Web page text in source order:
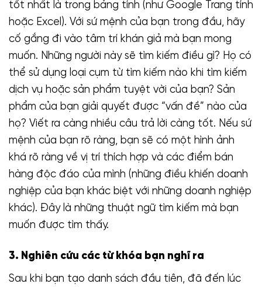
tốt nhất là trong bảng tính (như Google Trang tính
hoặc Excel). Với sứ mệnh của bạn trong đầu, hãy
cố gắng đi vào tâm trí khán giả mà bạn mong
muốn. Những người này sẽ tìm kiếm điều gì? Họ có
thể sử dụng loại cụm từ tìm kiếm nào khi tìm kiếm
dịch vụ hoặc sản phẩm tuyệt vời của bạn? Sản
phẩm của bạn giải quyết được “vấn đề” nào của
họ? Viết ra càng nhiều câu trả lời càng tốt. Nếu sứ
mệnh của bạn rõ ràng, bạn sẽ có một hình ảnh
khá rõ ràng về vị trí thích hợp và các điểm bán
hàng độc đáo của mình (những điều khiến doanh
nghiệp của bạn khác biệt với những doanh nghiệp
khác). Đây là những thuật ngữ tìm kiếm mà bạn
muốn được tìm thấy.
3. Nghiên cứu các từ khóa bạn nghĩ ra
Sau khi bạn tạo danh sách đầu tiên, đã đến lúc